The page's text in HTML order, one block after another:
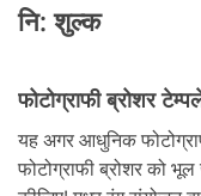
नि: शुल्क
फोटोग्राफी ब्रोशर
यह अगर आधुनिक
फोटोग्राफी ब्रोशर को